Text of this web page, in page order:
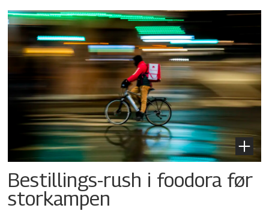
Bestillings-rush i foodora før
storkampen